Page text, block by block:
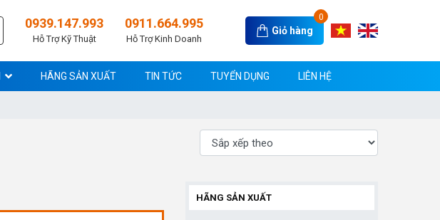
0939.147.993
Hỗ Trợ Kỹ Thuật
0911.664.995
Hỗ Trợ Kinh Doanh
0
Giỏ hàng
HÃNG SẢN XUẤT TIN TỨC TUYỂN DỤNG LIÊN HỆ
HÃNG SẢN XUẤT